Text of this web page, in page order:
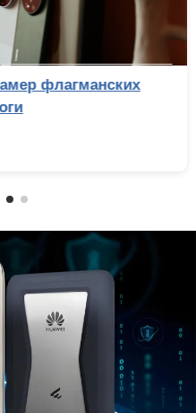
флагманских